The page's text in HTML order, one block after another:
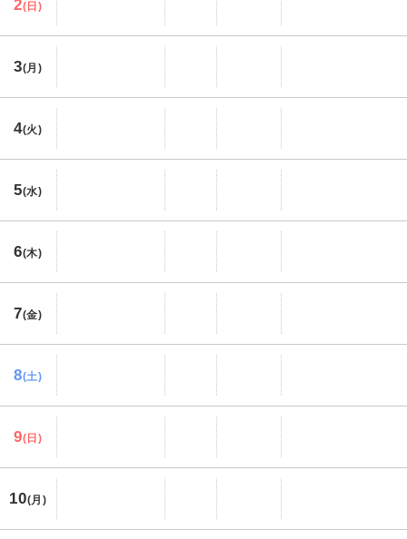
2(日)
3(月)
4(火)
5(水)
6(木)
7(金)
8(土)
9(日)
10(月)